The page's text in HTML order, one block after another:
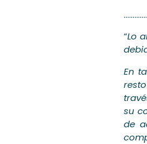
“Lo
En
su
de